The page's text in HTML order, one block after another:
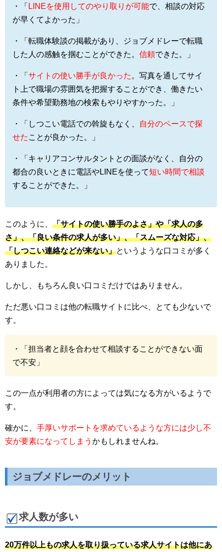
・「 LINEを使用してのやり取りが可能で、相談の対応
が早くてよかった」
・「転職体験談の掲載があり、ジョブメドレーで転職
した人の感触を掴むことができた。 信頼できた。」
・「 サイトの使い勝手が良かった。写真を通してサイ
ト上で職場の雰囲気を把握することができ、働きたい
条件や希望勤務地の検索もやりやすかった。」
・「しつこい電話での斡旋もなく、
自分のペースで探
せた ことが良かった。」
・「キャリアコンサルタントとの面談がなく、自分の
都合の良いときに電話やLINEを使って短い時間で相談
することができた。」
このように、 「サイトの使い勝手のよさ」や「求人の多
さ」、「良い条件の求人が多い」、「スムーズな対応」、
「しつこい連絡などが来ない」というような口コミが多く
ありました。
しかし、もちろん良い口コミだけではありません。
ただ悪い口コミは他の転職サイトに比べ、とても少ないで
す。
・「担当者と顔を合わせて相談することができない面
で不安」
この一点が利用者の方によっては気になる方がいるようで
す。
確かに、 手厚いサポートを求めているような方には少し不
安が要素になってしまう かもしれませんね。
ジョブメドレーのメリット
求人数が多い
20万件以上もの求人を取り扱っている求人サイトは他にあ